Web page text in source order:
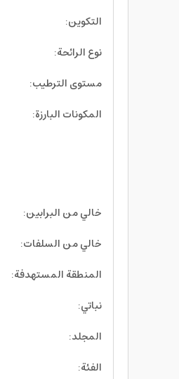
التكوين:
نوع الرائحة:
مستوى الترطيب:
المكونات البارزة:
خالي من البرابين:
خالي من السلفات:
المنطقة المستهدفة:
نباتي:
المجلد:
الفئة: